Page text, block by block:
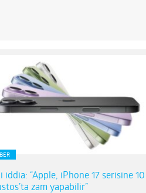
iddia: “Apple, iPhone 17 serisine 10
zam yapabilir”